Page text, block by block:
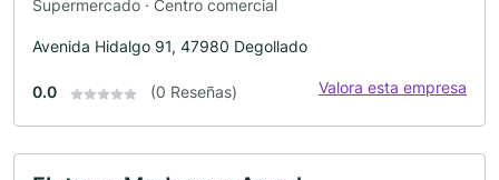
Supermercado · Centro comercial
Avenida Hidalgo 91, 47980 Degollado
0.0 (0 Reseñas) Valora esta empresa